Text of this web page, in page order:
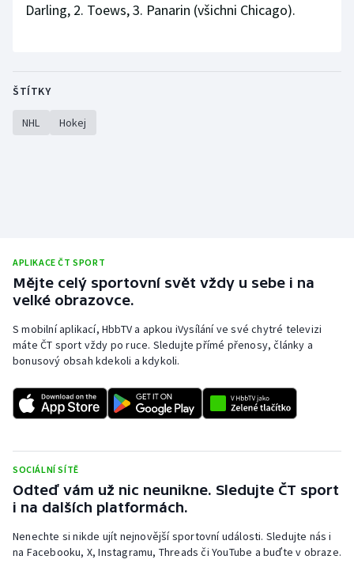
Darling, 2. Toews, 3. Panarin (všichni Chicago).
ŠTÍTKY
NHL Hokej
APLIKACE ČT SPORT
Mějte celý sportovní svět vždy u sebe i na
velké obrazovce.
S mobilní aplikací, HbbTV a apkou iVysílání ve své chytré televizi
máte ČT sport vždy po ruce. Sledujte přímé přenosy, články a
bonusový obsah kdekoli a kdykoli.
SOCIÁLNÍ SÍTĚ
Odteď vám už nic neunikne. Sledujte ČT sport
i na dalších platformách.
Nenechte si nikde ujít nejnovější sportovní události. Sledujte nás i
na Facebooku, X, Instagramu, Threads či YouTube a buďte v obraze.